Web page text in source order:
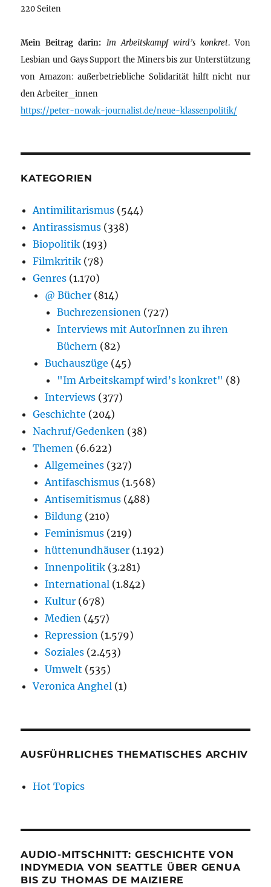
220 Seiten
Mein Beitrag darin: Im Arbeitskampf wird’s konkret. Von
Lesbian und Gays Support the Miners bis zur Unterstützung
von Amazon: außerbetriebliche Solidarität hilft nicht nur
den Arbeiter_innen
https://peter-nowak-journalist.de/neue-klassenpolitik/
KATEGORIEN
Antimilitarismus (544)
Antirassismus (338)
Biopolitik (193)
Filmkritik (78)
Genres (1.170)
@ Bücher (814)
Buchrezensionen (727)
Interviews mit AutorInnen zu ihren
Büchern (82)
Buchauszüge (45)
"Im Arbeitskampf wird’s konkret" (8)
Interviews (377)
Geschichte (204)
Nachruf/Gedenken (38)
Themen (6.622)
Allgemeines (327)
Antifaschismus (1.568)
Antisemitismus (488)
Bildung (210)
Feminismus (219)
hüttenundhäuser (1.192)
Innenpolitik (3.281)
International (1.842)
Kultur (678)
Medien (457)
Repression (1.579)
Soziales (2.453)
Umwelt (535)
Veronica Anghel (1)
AUSFÜHRLICHES THEMATISCHES ARCHIV
Hot Topics
AUDIO-MITSCHNITT: GESCHICHTE VON
INDYMEDIA VON SEATTLE ÜBER GENUA
BIS ZU THOMAS DE MAIZIERE